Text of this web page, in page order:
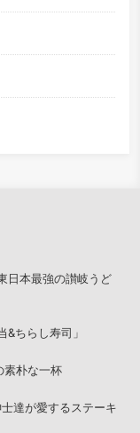
日本最強の讃岐うど
&ちらし寿司」
素朴な一杯
達が愛するステーキ